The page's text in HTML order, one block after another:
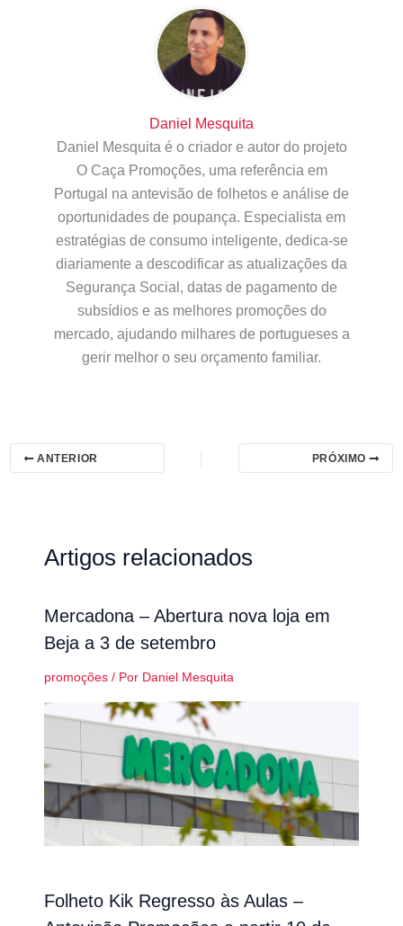
Daniel Mesquita
Daniel Mesquita é o criador e autor do projeto
O Caça Promoções, uma referência em
Portugal na antevisão de folhetos e análise de
oportunidades de poupança. Especialista em
estratégias de consumo inteligente, dedica-se
diariamente a descodificar as atualizações da
Segurança Social, datas de pagamento de
subsídios e as melhores promoções do
mercado, ajudando milhares de portugueses a
gerir melhor o seu orçamento familiar.
ANTERIOR PRÓXIMO
Artigos relacionados
Mercadona – Abertura nova loja em
Beja a 3 de setembro
promoções/ Por Daniel Mesquita
Folheto Kik Regresso às Aulas –